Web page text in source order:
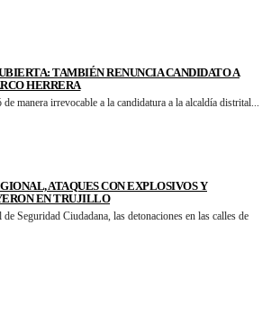
TAMBIÉN RENUNCIA CANDIDATO A
HERRERA
manera irrevocable a la candidatura a la alcaldía distrital...
ATAQUES CON EXPLOSIVOS Y
EN TRUJILLO
Seguridad Ciudadana, las detonaciones en las calles de